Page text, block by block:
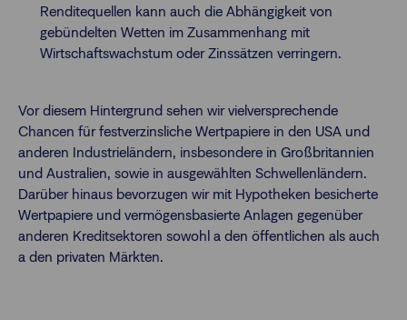
Renditequellen kann auch die Abhängigkeit von
gebündelten Wetten im Zusammenhang mit
Wirtschaftswachstum oder Zinssätzen verringern.
Vor diesem Hintergrund sehen wir vielversprechende
Chancen für festverzinsliche Wertpapiere in den USA und
anderen Industrieländern, insbesondere in Großbritannien
und Australien, sowie in ausgewählten Schwellenländern.
Darüber hinaus bevorzugen wir mit Hypotheken besicherte
Wertpapiere und vermögensbasierte Anlagen gegenüber
anderen Kreditsektoren sowohl a den öffentlichen als auch
a den privaten Märkten.